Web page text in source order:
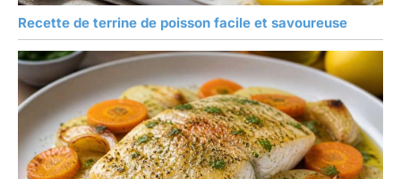
Recette de terrine de poisson facile et savoureuse